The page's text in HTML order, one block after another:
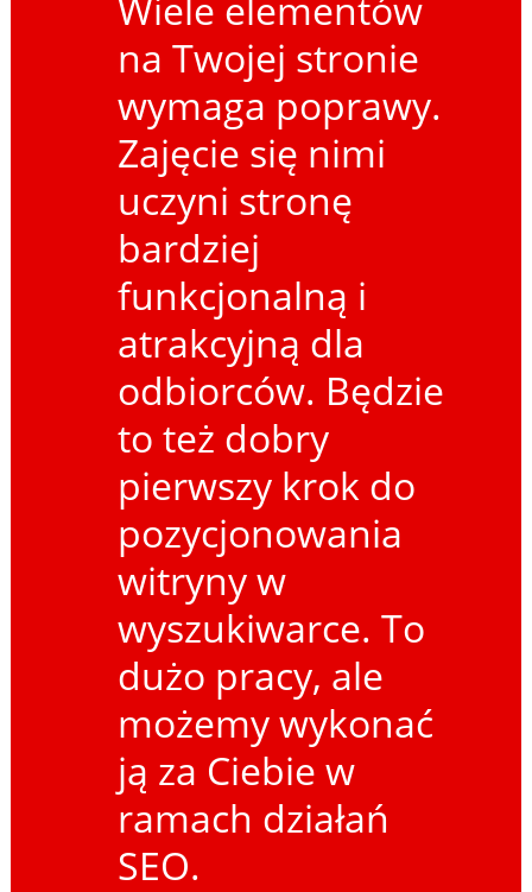
na Twojej stronie
wymaga poprawy.
Zajęcie się nimi
uczyni stronę
bardziej
funkcjonalną i
atrakcyjną dla
odbiorców. Będzie
to też dobry
pierwszy krok do
pozycjonowania
witryny w
wyszukiwarce. To
dużo pracy, ale
możemy wykonać
ją za Ciebie w
ramach działań
SEO.